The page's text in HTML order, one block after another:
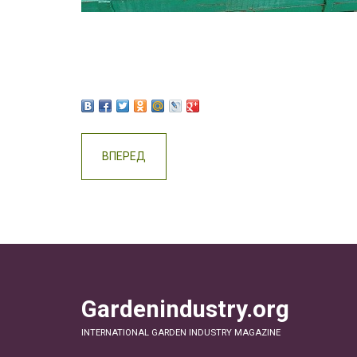
ВПЕРЕД
Gardenindustry.org
INTERNATIONAL GARDEN INDUSTRY MAGAZINE